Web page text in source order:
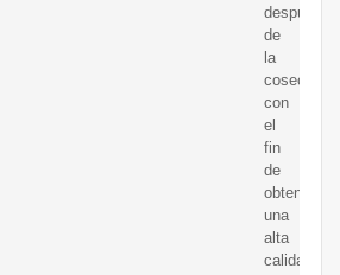
después
de
la
cosecha
con
el
fin
de
obtener
una
alta
calidad